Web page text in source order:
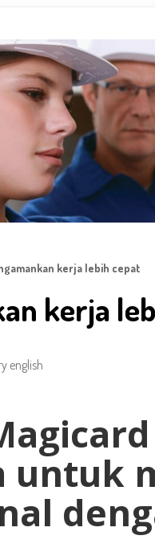
kerja lebih cepat
kerja
english
untuk